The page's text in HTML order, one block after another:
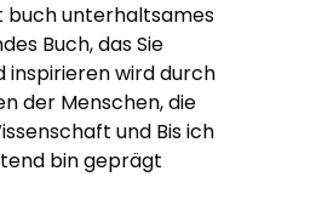
buch unterhaltsames
Buch, das Sie
inspirieren wird durch
der Menschen, die
und Bis ich
bin geprägt